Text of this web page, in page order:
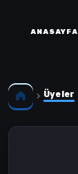
ANASAYFA
Üyeler